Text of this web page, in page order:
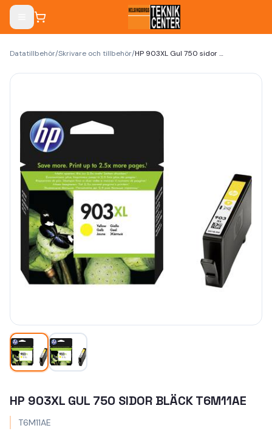
Datatillbehör/Skrivare och tillbehör/ HP 903XL Gul 750 sidor bläck T6M11AE
HP 903XL GUL 750 SIDOR BLÄCK T6M11AE
T6M11AE